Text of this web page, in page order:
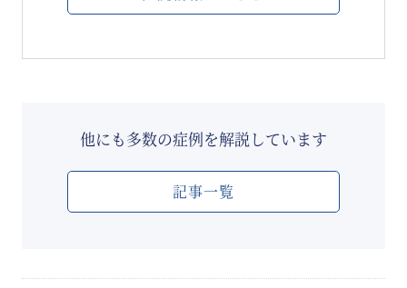
他にも多数の症例を解説しています
記事一覧